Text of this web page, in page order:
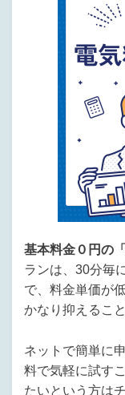
基本料金０円の
ランは、30分毎
で、料金単価が
かなり抑えるこ
ネットで簡単に
料で気軽に試す
たいという方は